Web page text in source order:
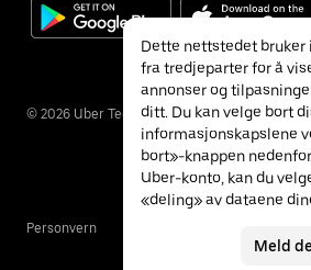
© 2026 Uber Technologies Inc.
Personvern
Dette nettstedet
fra tredjeparter for å
annonser og
ditt. Du kan velge bort
informasjonskapslene
bort»-knappen
Uber-konto, kan du
«deling» av dataene
Meld